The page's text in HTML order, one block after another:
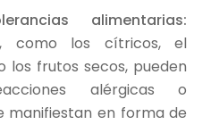
alimentarias:
como los cítricos, el
los frutos secos, pueden
alérgicas o
manifiestan en forma de